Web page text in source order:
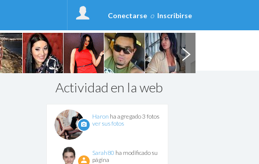
Conectarse o Inscribirse
Actividad en la web
Haron ha agregado 3 fotos
ver sus fotos
Sarah80 ha modificado su
página